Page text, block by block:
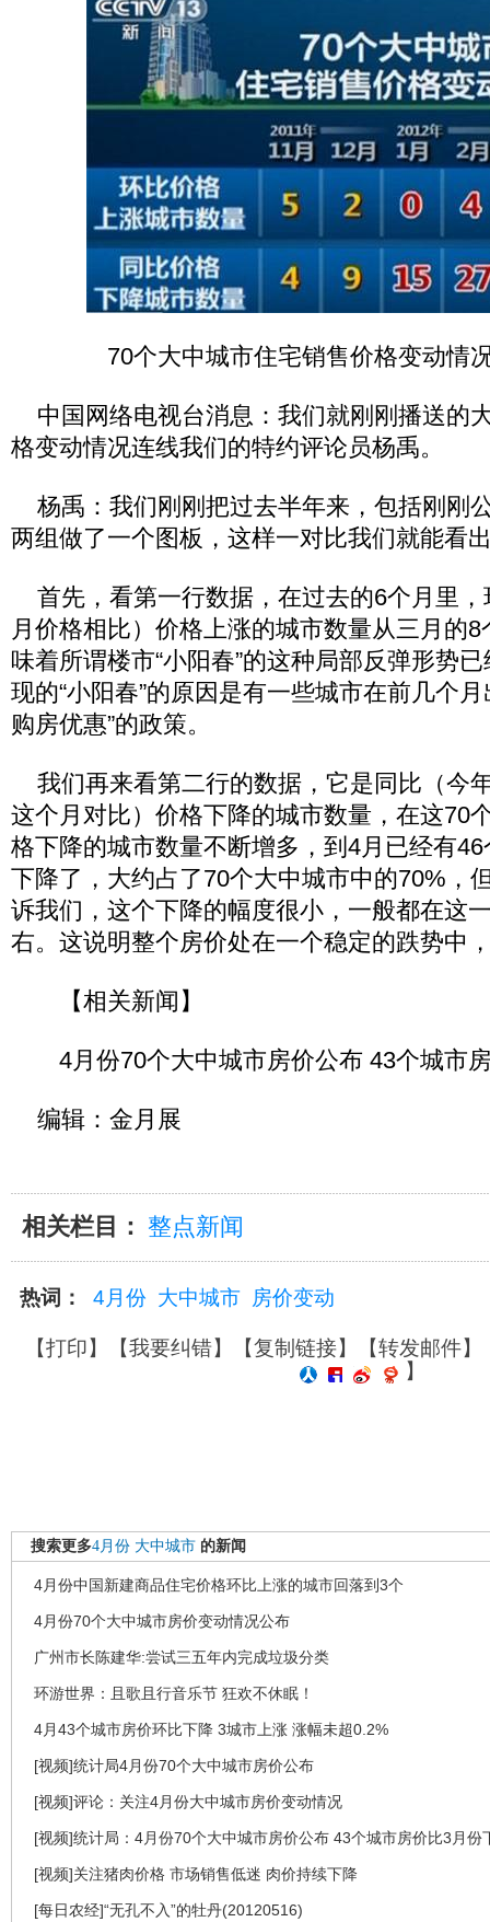
70个大中城市住宅销售价格变动情
中国网络电视台消息：我们就刚刚播送的
格变动情况连线我们的特约评论员杨禹。
杨禹：我们刚刚把过去半年来，包括刚刚
两组做了一个图板，这样一对比我们就能看
首先，看第一行数据，在过去的6个月里，
月价格相比）价格上涨的城市数量从三月的
味着所谓楼市“小阳春”的这种局部反弹形势
现的“小阳春”的原因是有一些城市在前几个
购房优惠”的政策。
我们再来看第二行的数据，它是同比（今
这个月对比）价格下降的城市数量，在这70
格下降的城市数量不断增多，到4月已经有
下降了，大约占了70个大中城市中的70%，
诉我们，这个下降的幅度很小，一般都在这
右。这说明整个房价处在一个稳定的跌势中
【相关新闻】
4月份70个大中城市房价公布 43个城市
编辑：金月展
相关栏目： 整点新闻
热词： 4月份 大中城市 房价变动
【打印】【我要纠错】【复制链接】【转发邮件】
】
搜索更多4月份 大中城市 的新闻
4月份中国新建商品住宅价格环比上涨的城市回落到3个
4月份70个大中城市房价变动情况公布
广州市长陈建华:尝试三五年内完成垃圾分类
环游世界：且歌且行音乐节 狂欢不休眠！
4月43个城市房价环比下降 3城市上涨 涨幅未超0.2%
[视频]统计局4月份70个大中城市房价公布
[视频]评论：关注4月份大中城市房价变动情况
[视频]统计局：4月份70个大中城市房价公布 43个城市房价比3月份
[视频]关注猪肉价格 市场销售低迷 肉价持续下降
[每日农经]“无孔不入”的牡丹(20120516)